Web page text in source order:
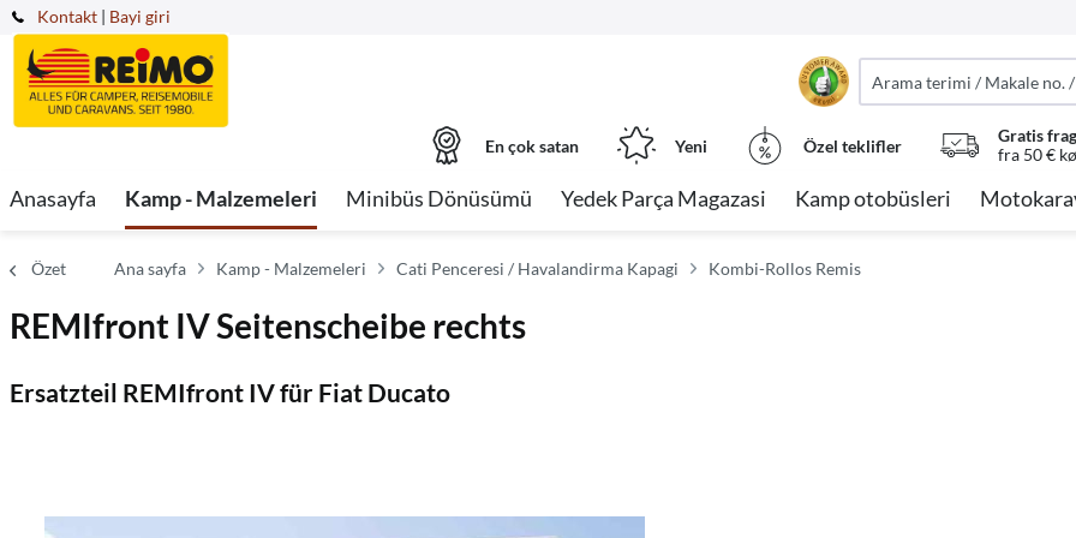
Kontakt | Bayi giri
En çok satan Yeni Özel teklifler
Gratis
fra 50 €
Anasayfa Kamp - Malzemeleri Minibüs Dönüsümü Yedek Parça Magazasi Kamp otobüsleri
Özet Ana sayfa Kamp - Malzemeleri Cati Penceresi / Havalandirma Kapagi Kombi-Rollos Remis
REMIfront IV Seitenscheibe rechts
Ersatzteil REMIfront IV für Fiat Ducato